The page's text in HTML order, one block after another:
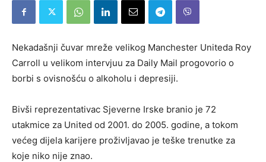
Nekadašnji čuvar mreže velikog Manchester Uniteda Roy
Carroll u velikom intervjuu za Daily Mail progovorio o
borbi s ovisnošću o alkoholu i depresiji.
Bivši reprezentativac Sjeverne Irske branio je 72
utakmice za United od 2001. do 2005. godine, a tokom
većeg dijela karijere proživljavao je teške trenutke za
koje niko nije znao.